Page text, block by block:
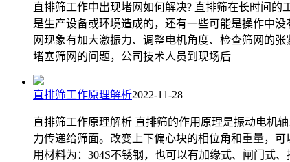
直排筛工作中出现堵网如何解决? 直排筛在长时间
是生产设备或环境造成的，还有一些可能是操作中
网现象有加大激振力、调整电机角度、检查筛网的
堵塞筛网的问题，公司技术人员到现场后
直排筛工作原理解析2022-11-28
直排筛工作原理解析 直排筛的作用原理是振动电机
力传递给筛面。改变上下偏心块的相位角和重量，
用材料为：304S不锈钢，也可以有加缘式、闸门式